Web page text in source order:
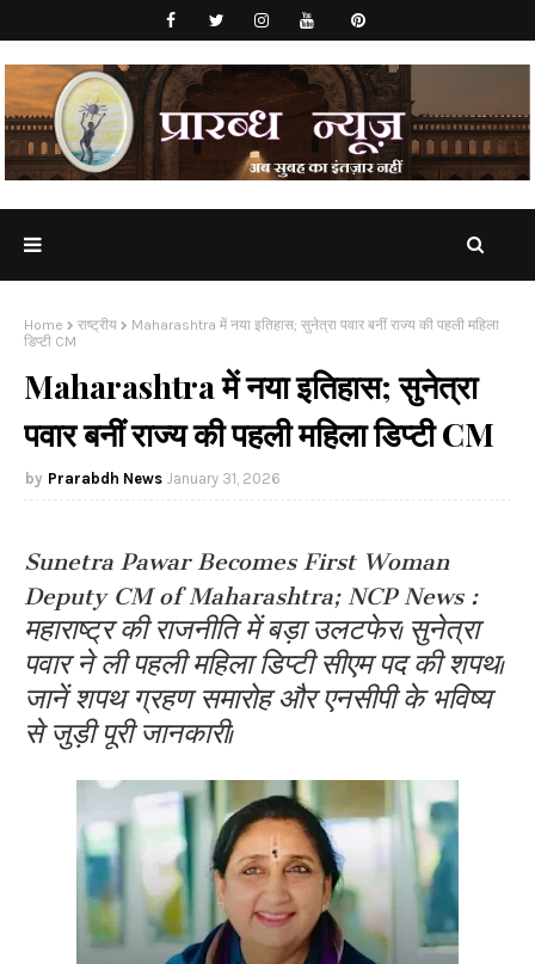
Home राष्ट्रीय
Maharashtra में नया इतिहास; सुनेत्रा पवार बनीं राज्य की पहली महिला
डिप्टी CM
Maharashtra में नया इतिहास; सुनेत्रा
पवार बनीं राज्य की पहली महिला डिप्टी CM
Prarabdh News January 31, 2026
Sunetra Pawar Becomes First Woman
Deputy CM of Maharashtra; NCP News :
महाराष्ट्र की राजनीति में बड़ा उलटफेर। सुनेत्रा
पवार ने ली पहली महिला डिप्टी सीएम पद की शपथ।
जानें शपथ ग्रहण समारोह और एनसीपी के भविष्य
से जुड़ी पूरी जानकारी।